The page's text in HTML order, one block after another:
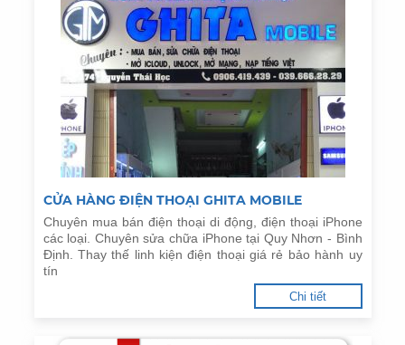
CỬA HÀNG ĐIỆN THOẠI GHITA MOBILE
Chuyên mua bán điện thoại di động, điện thoại iPhone
các loại. Chuyên sửa chữa iPhone tại Quy Nhơn - Bình
Định. Thay thế linh kiện điện thoại giá rẻ bảo hành uy
tín
Chi tiết